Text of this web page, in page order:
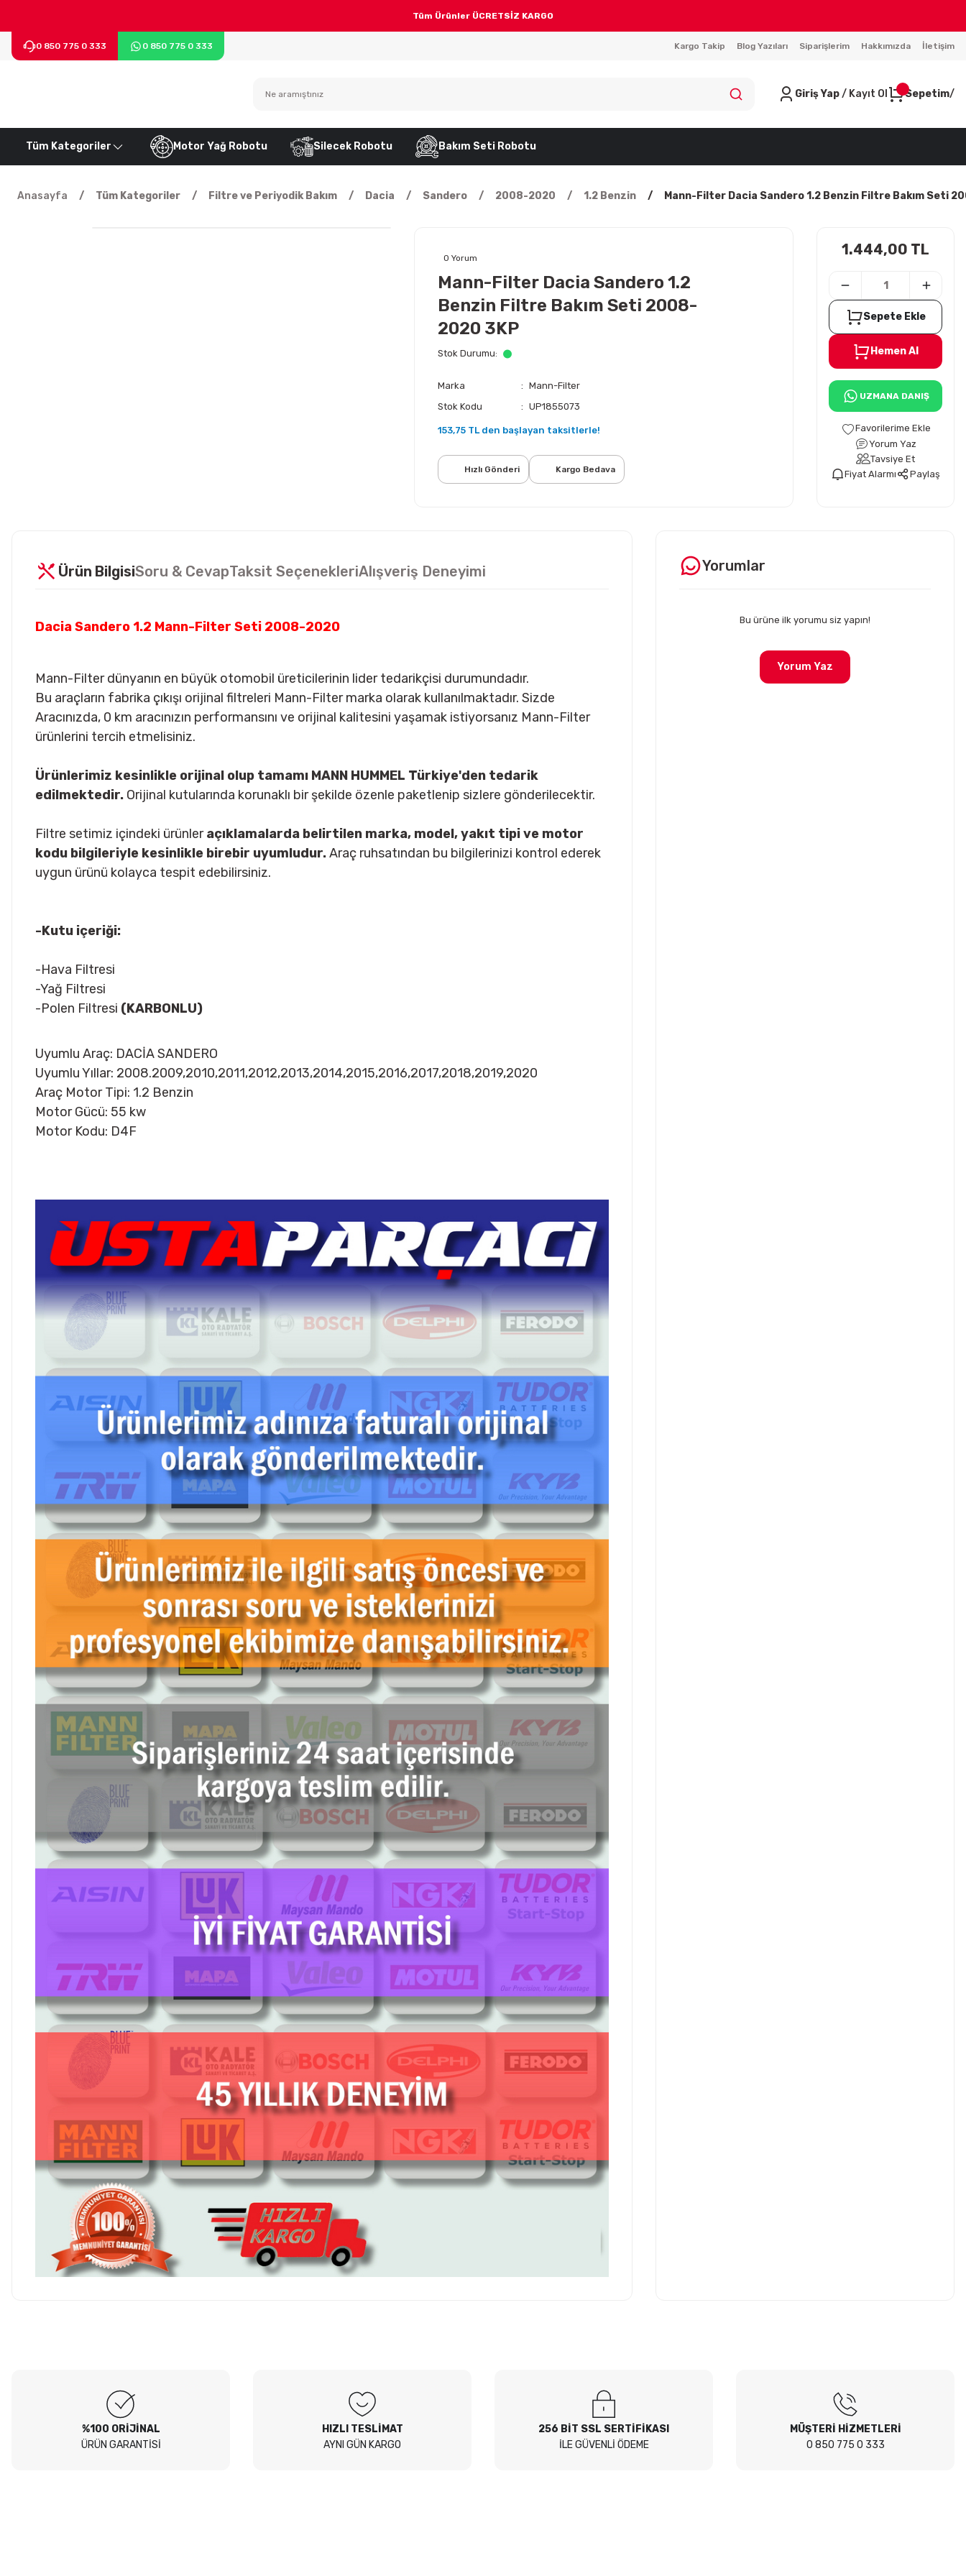
Tüm Ürünler ÜCRETSİZ KARGO
0 850 775 0 333 0 850 775 0 333 Kargo Takip Blog Yazıları Siparişlerim Hakkımızda İletişim
Giriş Yap/ Kayıt Ol Sepetim
Tüm Kategoriler Motor Yağ Robotu Silecek Robotu Bakım Seti Robotu
Anasayfa Tüm Kategoriler Filtre ve Periyodik Bakım Dacia Sandero 2008-2020 1.2 Benzin Mann-Filter Dacia Sandero 1.2 Benzin Filtre Bakım Seti
0 Yorum
Mann-Filter Dacia Sandero 1.2
Benzin Filtre Bakım Seti 2008-
2020 3KP
Stok Durumu
Marka
Mann-Filter
Stok Kodu
UP1855073
153,75 TL den başlayan taksitlerle!
Hızlı Gönderi Kargo Bedava
1.444,00 TL
Sepete Ekle
Hemen Al
UZMANA DANIŞ
Yorum Yaz
Tavsiye Et
Fiyat Alarmı
Paylaş
Ürün BilgisiSoru & CevapTaksit SeçenekleriAlışveriş Deneyimi
Dacia Sandero 1.2 Mann-Filter Seti 2008-2020
Mann-Filter dünyanın en büyük otomobil üreticilerinin lider tedarikçisi durumundadır.
Bu araçların fabrika çıkışı orijinal filtreleri Mann-Filter marka olarak kullanılmaktadır. Sizde
Aracınızda, 0 km aracınızın performansını ve orijinal kalitesini yaşamak istiyorsanız Mann-Filter
ürünlerini tercih etmelisiniz.
Ürünlerimiz kesinlikle orijinal olup tamamı MANN HUMMEL Türkiye'den tedarik
edilmektedir. Orijinal kutularında korunaklı bir şekilde özenle paketlenip sizlere gönderilecektir.
Filtre setimiz içindeki ürünleraçıklamalarda belirtilen marka, model, yakıt tipi ve motor
kodu bilgileriyle kesinlikle birebir uyumludur.Araç ruhsatından bu bilgilerinizi kontrol ederek
uygun ürünü kolayca tespit edebilirsiniz.
-Kutu içeriği:
-Hava Filtresi
-Yağ Filtresi
-Polen Filtresi (KARBONLU)
Uyumlu Araç: DACİA SANDERO
Uyumlu Yıllar: 2008.2009,2010,2011,2012,2013,2014,2015,2016,2017,2018,2019,2020
Araç Motor Tipi: 1.2 Benzin
Motor Gücü: 55 kw
Motor Kodu: D4F
B... I... | 04/08/2026
Siteden yaklaşık 3 yıldır alışveriş yapıyorum bir sıkıntı yaşamadım
Yorumlar
Bu ürüne ilk yorumu siz yapın!
Yorum Yaz
%100 ORİJİNAL
ÜRÜN GARANTİSİ
HIZLI TESLİMAT
AYNI GÜN KARGO
256 BİT SSL SERTİFİKASI
İLE GÜVENLİ ÖDEME
MÜŞTERİ HİZMETLERİ
0 850 775 0 333